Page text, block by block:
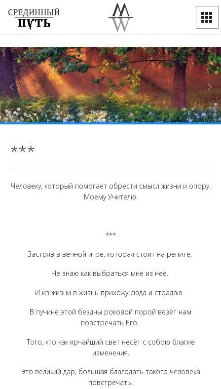
***
Человеку, который помогает обрести смысл жизни и опору.
Моему Учителю.
***
Застряв в вечной игре, которая стоит на репите,
Не знаю как выбраться мне из неё.
И из жизни в жизнь прихожу сюда и страдаю.
В пучине этой бездны роковой порой везёт нам
повстречать Его,
Того, кто как ярчайший свет несёт с собою благие
изменения.
Это великий дар, большая благодать такого человека
повстречать.